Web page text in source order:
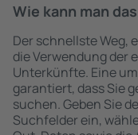
Wie kann man
Der schnellste Weg,
die Verwendung der
Unterkünfte. Eine
garantiert, dass Sie
suchen. Geben Sie
Suchfelder ein,